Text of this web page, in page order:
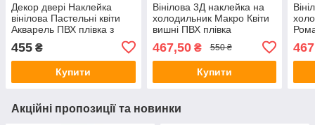
Декор двері Наклейка
вінілова Пастельні квіти
Акварель ПВХ плівка з
ламінуванням 600х1800
мм абстракція Сірий
455 ₴
Купити
Вінілова 3Д наклейка на
холодильник Макро Квіти
вишні ПВХ плівка
Бежевий 650х2000 мм
467,50₴ 550 ₴
Купити
Акційні пропозиції та новинки